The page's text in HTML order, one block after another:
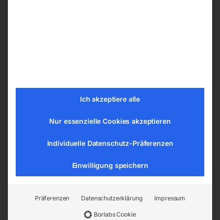
Gehäuse komplett 360° drehbar
Absenkgeschwindigkeit präzise einstellbar
Technische Details
Tragfähigkeit 10000 kg
Hubbereich Kopf 420-650 mm
Ich akzeptiere alle
Nur essenzielle Cookies akzeptieren
Individuelle Datenschutz-Präferenzen
Einwilligung speichern
Präferenzen Datenschutzerklärung Impressum
Borlabs Cookie